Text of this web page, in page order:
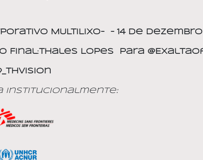
MULTILIXO- – 14 de
Final: Thales Lopes para
Institucionalmente: